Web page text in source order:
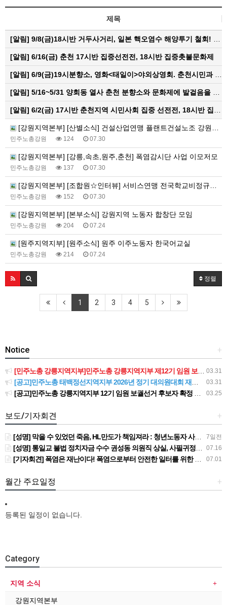
제목
[알림] 9/8(금)18시반 거두사거리, 일본 핵오염수 해양투기 철회! 춘천시민대회
[알림] 6/16(금) 춘천 17시반 집중선전전, 18시반 집중촛불문화제
[알림] 6/9(금)19시분향소, 영화<태일이>야외상영회. 춘천시민과 함께하는 한여름밤의 영화산책
[알림] 5/16~5/31 양회동 열사 춘천 분향소와 문화제에 발걸음을 내어주신 모든 분들께 감사인사를 올립니다.
[알림] 6/2(금) 17시반 춘천지역 시민사회 집중 선전전, 18시반 집중 촛불문화제
[강원지역본부] [산별소식] 건설산업연맹 플랜트건설노조 강원충북지부
민주노총강원 124 07.30
[강원지역본부] [강릉,속초,원주,춘천] 폭염감시단 사업 이모저모
민주노총강원 137 07.30
[강원지역본부] [조합원☆인터뷰] 서비스연맹 전국학교비정규직노동조합 강원지부 김유미 춘천지회장
민주노총강원 152 07.30
[강원지역본부] [본부소식] 강원지역 노동자 합창단 모임
민주노총강원 204 07.24
[원주지역지부] [원주소식] 원주 이주노동자 한국어교실
민주노총강원 214 07.24
정렬
1 2 3 4 5
+
Notice
03.31
[민주노총 강릉지역지부]민주노총 강릉지역지부 제12기 임원 보궐선거결과 공고
03.31
[공고]민주노총 태백정선지역지부 2026년 정기 대의원대회 재소집 건
03.25
[공고]민주노총 강릉지역지부 12기 임원 보궐선거 후보자 확정 공고
+
보도/기자회견
7일전
[성명] 막을 수 있었던 죽음, HL만도가 책임져라 : 청년노동자 사망사고의 철저한 진상규명과 재발방지 대책 마련하라
07.16
[성명] 통일교 불법 정치자금 수수 권성동 의원직 상실, 사필귀정이다
07.01
[기자회견] 폭염은 재난이다! 폭염으로부터 안전한 일터를 위한 민주노총 강원지역본부 폭염감시단 선포 기자회견
+
월간 주요일정
등록된 일정이 없습니다.
Category
지역 소식
강원지역본부